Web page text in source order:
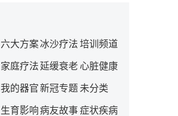
六大方案冰沙疗法 培训频道
家庭疗法 延缓衰老 心脏健康
我的器官新冠专题 未分类
生育影响病友故事症状疾病